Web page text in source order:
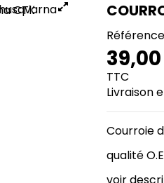
Référence
TTC
Livraison
Courroie
qualité